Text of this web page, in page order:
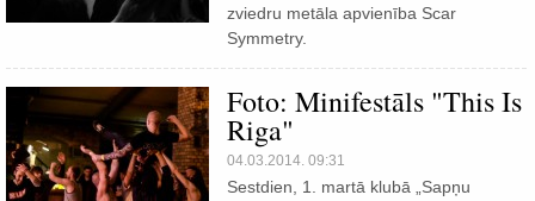
zviedru metāla apvienība Scar
Symmetry.
Foto: Minifestāls "This Is
Riga"
04.03.2014. 09:31
Sestdien, 1. martā klubā „Sapņu